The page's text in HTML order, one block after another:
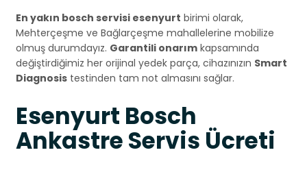
En yakın bosch servisi esenyurt birimi olarak,
Mehterçeşme ve Bağlarçeşme mahallelerine mobilize
olmuş durumdayız. Garantili onarım kapsamında
değiştirdiğimiz her orijinal yedek parça, cihazınızın Smart
Diagnosis testinden tam not almasını sağlar.
Esenyurt Bosch
Ankastre Servis Ücreti